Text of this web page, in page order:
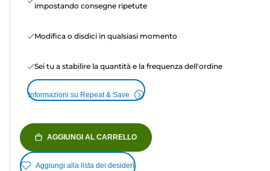
impostando consegne ripetute
Modifica o disdici in qualsiasi momento
Sei tu a stabilire la quantità e la frequenza dell'ordine
Informazioni su Repeat & Save
AGGIUNGI AL CARRELLO
Aggiungi alla lista dei desideri